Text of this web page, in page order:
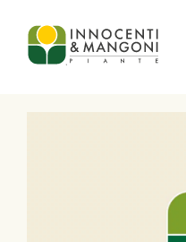
Skip to main content